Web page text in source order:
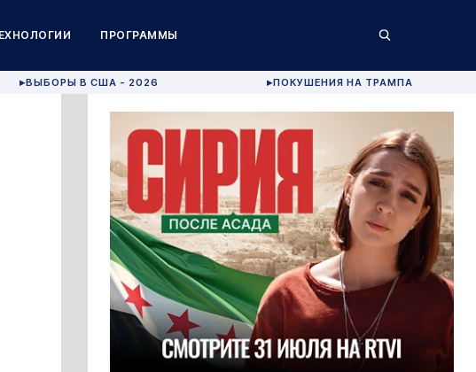
ПРОГРАММЫ
▶ВЫБОРЫ В США - 2026 ▶ПОКУШЕНИЯ НА ТРАМПА